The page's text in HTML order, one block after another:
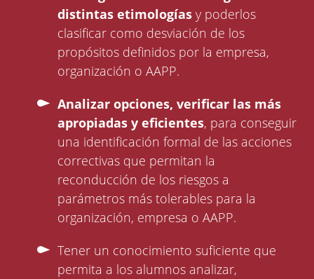
distintas etimologías y poderlos
clasificar como desviación de los
propósitos definidos por la empresa,
organización o AAPP.
Analizar opciones, verificar las más
apropiadas y eficientes, para conseguir
una identificación formal de las acciones
correctivas que permitan la
reconducción de los riesgos a
parámetros más tolerables para la
organización, empresa o AAPP.
Tener un conocimiento suficiente que
permita a los alumnos analizar,